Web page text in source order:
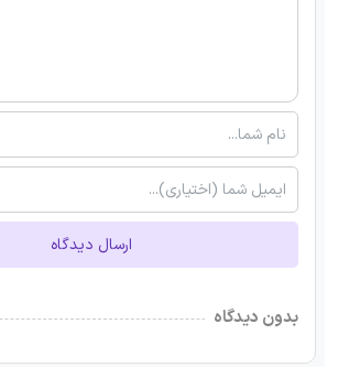
ارسال دیدگاه
بدون دیدگاه